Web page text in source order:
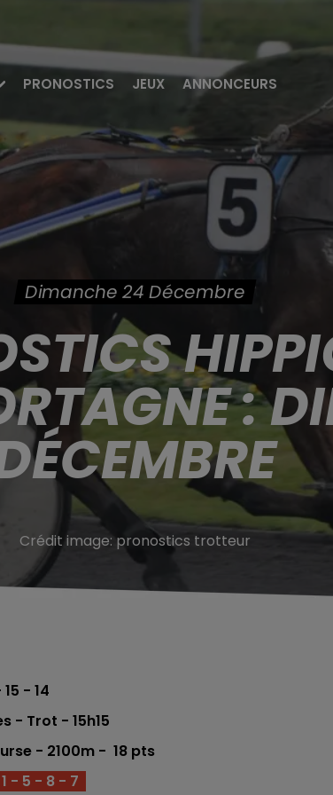
PRONOSTICS JEUX ANNONCEURS
Dimanche 24 Décembre
:
Crédit image: pronostics trotteur
- 14
- Trot - 15h15
- 2100m - 18 pts
- 5 - 8 - 7